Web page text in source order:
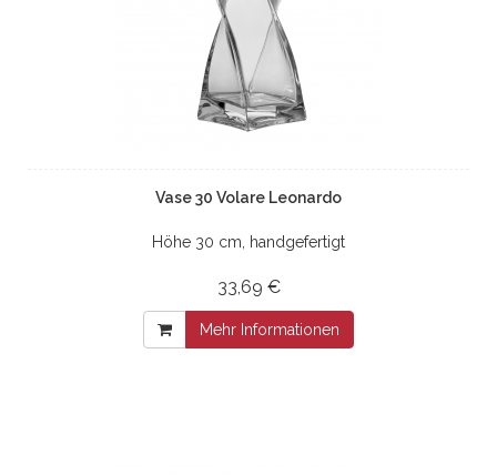
Vase 30 Volare Leonardo
Höhe 30 cm, handgefertigt
33,69 €
Mehr Informationen